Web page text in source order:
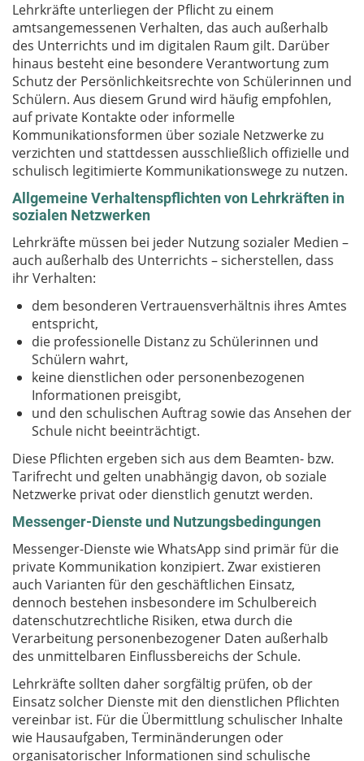
Lehrkräfte unterliegen der Pflicht zu einem
amtsangemessenen Verhalten, das auch außerhalb
des Unterrichts und im digitalen Raum gilt. Darüber
hinaus besteht eine besondere Verantwortung zum
Schutz der Persönlichkeitsrechte von Schülerinnen und
Schülern. Aus diesem Grund wird häufig empfohlen,
auf private Kontakte oder informelle
Kommunikationsformen über soziale Netzwerke zu
verzichten und stattdessen ausschließlich offizielle und
schulisch legitimierte Kommunikationswege zu nutzen.
Allgemeine Verhaltenspflichten von Lehrkräften in
sozialen Netzwerken
Lehrkräfte müssen bei jeder Nutzung sozialer Medien –
auch außerhalb des Unterrichts – sicherstellen, dass
ihr Verhalten:
dem besonderen Vertrauensverhältnis ihres Amtes
entspricht,
die professionelle Distanz zu Schülerinnen und
Schülern wahrt,
keine dienstlichen oder personenbezogenen
Informationen preisgibt,
und den schulischen Auftrag sowie das Ansehen der
Schule nicht beeinträchtigt.
Diese Pflichten ergeben sich aus dem Beamten- bzw.
Tarifrecht und gelten unabhängig davon, ob soziale
Netzwerke privat oder dienstlich genutzt werden.
Messenger-Dienste und Nutzungsbedingungen
Messenger-Dienste wie WhatsApp sind primär für die
private Kommunikation konzipiert. Zwar existieren
auch Varianten für den geschäftlichen Einsatz,
dennoch bestehen insbesondere im Schulbereich
datenschutzrechtliche Risiken, etwa durch die
Verarbeitung personenbezogener Daten außerhalb
des unmittelbaren Einflussbereichs der Schule.
Lehrkräfte sollten daher sorgfältig prüfen, ob der
Einsatz solcher Dienste mit den dienstlichen Pflichten
vereinbar ist. Für die Übermittlung schulischer Inhalte
wie Hausaufgaben, Terminänderungen oder
organisatorischer Informationen sind schulische